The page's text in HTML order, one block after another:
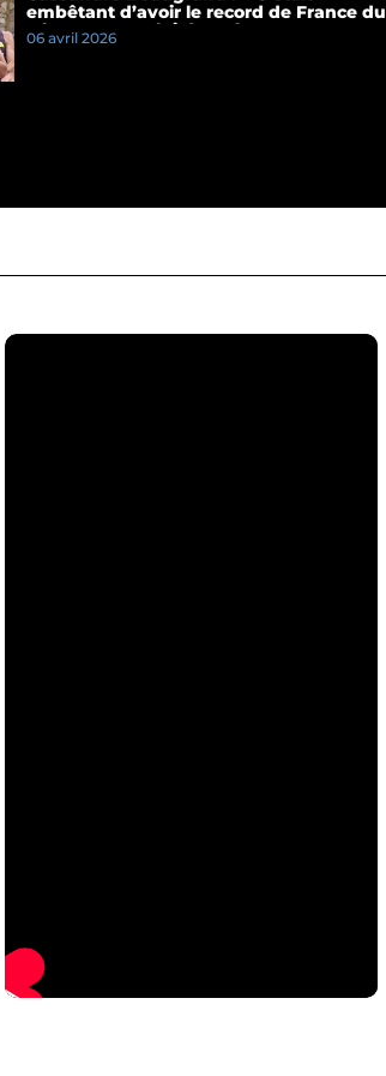
embêtant d’avoir le record de France du
5 km et pas celui du 10 km »
06 avril 2026